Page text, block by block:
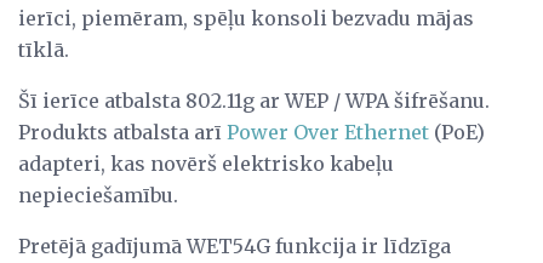
ierīci, piemēram, spēļu konsoli bezvadu mājas
tīklā.
Šī ierīce atbalsta 802.11g ar WEP / WPA šifrēšanu.
Produkts atbalsta arī Power Over Ethernet (PoE)
adapteri, kas novērš elektrisko kabeļu
nepieciešamību.
Pretējā gadījumā WET54G funkcija ir līdzīga